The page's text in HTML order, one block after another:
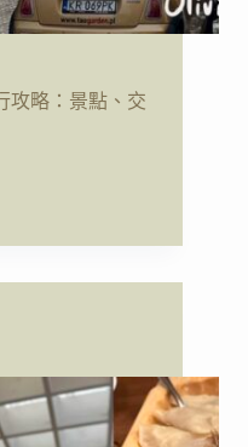
攻略：景點、交